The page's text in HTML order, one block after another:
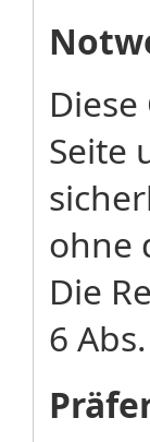
Seite
ohne
Die
6